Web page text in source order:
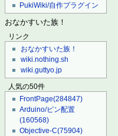
PukiWiki/自作プラグイン
おなかすいた族！
リンク
おなかすいた族！
wiki.nothing.sh
wiki.guttyo.jp
人気の50件
FrontPage(284847)
Arduino/ピン配置
(160568)
Objective-C(75904)